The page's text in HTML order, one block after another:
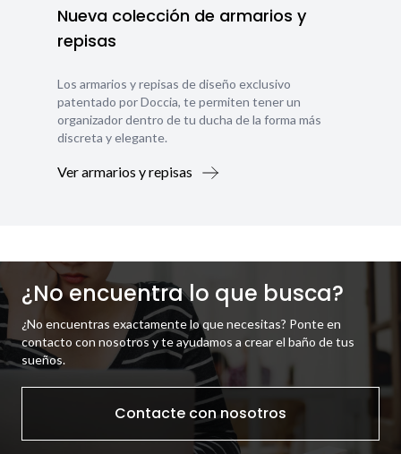
Nueva colección de armarios y
repisas
Los armarios y repisas de diseño exclusivo
patentado por Doccia, te permiten tener un
organizador dentro de tu ducha de la forma más
discreta y elegante.
Ver armarios y repisas
¿No encuentra lo que busca?
¿No encuentras exactamente lo que necesitas? Ponte en
contacto con nosotros y te ayudamos a crear el baño de tus
sueños.
Contacte con nosotros